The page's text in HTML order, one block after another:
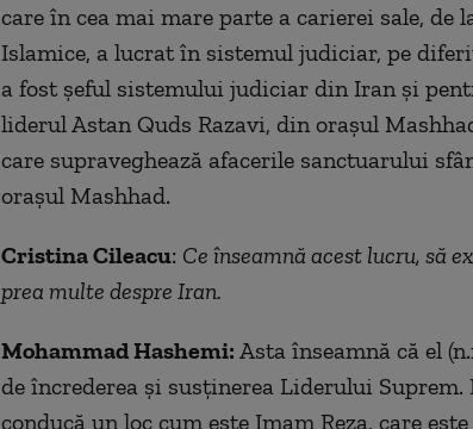
care în cea mai mare parte a carierei sale, de
Islamice, a lucrat în sistemul judiciar, pe
a fost șeful sistemului judiciar din Iran și
liderul Astan Quds Razavi, din orașul
care supraveghează afacerile sanctuarului
orașul Mashhad.
Cristina Cileacu: Ce înseamnă acest lucru, să
prea multe despre Iran.
Mohammad Hashemi: Asta înseamnă că el
de încrederea și susținerea Liderului Suprem.
conducă un loc cum este Imam Reza, care